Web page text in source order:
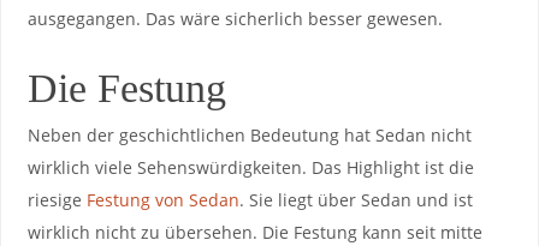
ausgegangen. Das wäre sicherlich besser gewesen.
Die Festung
Neben der geschichtlichen Bedeutung hat Sedan nicht
wirklich viele Sehenswürdigkeiten. Das Highlight ist die
riesige Festung von Sedan. Sie liegt über Sedan und ist
wirklich nicht zu übersehen. Die Festung kann seit mitte